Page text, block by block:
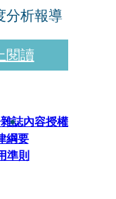
分析報導
閱讀
誌內容授權
綱要
準則